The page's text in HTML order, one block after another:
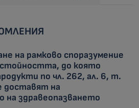
на рамковo споразумениe
стойността, до която
по чл. 262, ал. 6, т.
доставят на
здравеопазването